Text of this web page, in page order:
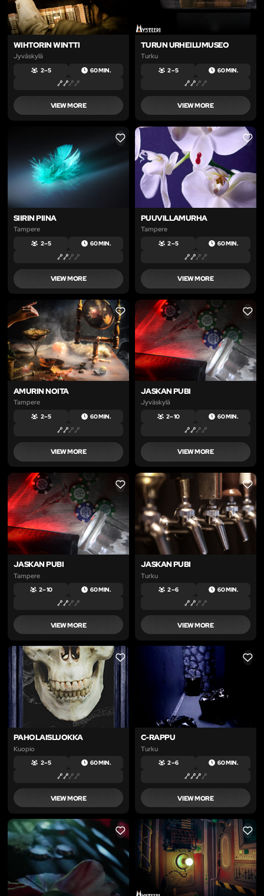
WIHTORIN WINTTI
Jyväskylä
2 – 5 60 MIN.
VIEW MORE
TURUN URHEILUMUSEO
Turku
2 – 5 60 MIN.
VIEW MORE
LIKE
SIIRIN PIINA
Tampere
2 – 5 60 MIN.
VIEW MORE
LIKE
PUUVILLAMURHA
Tampere
2 – 5 60 MIN.
VIEW MORE
LIKE
AMURIN NOITA
Tampere
2 – 5 60 MIN.
VIEW MORE
LIKE
JASKAN PUBI
Jyväskylä
2 – 10 60 MIN.
VIEW MORE
LIKE
JASKAN PUBI
Tampere
2 – 10 60 MIN.
VIEW MORE
LIKE
JASKAN PUBI
Turku
2 – 6 60 MIN.
VIEW MORE
LIKE
PAHOLAISLUOKKA
Kuopio
2 – 5 60 MIN.
VIEW MORE
LIKE
C-RAPPU
Turku
2 – 6 60 MIN.
VIEW MORE
LIKE LIKE